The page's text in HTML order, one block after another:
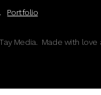
Portfolio
Media. Made with love